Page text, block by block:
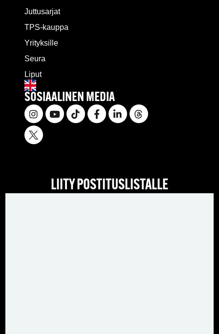
Juttusarjat
TPS-kauppa
Yrityksille
Seura
Liput
SOSIAALINEN MEDIA
LIITY POSTITUSLISTALLE